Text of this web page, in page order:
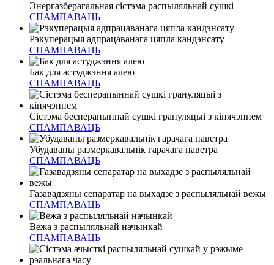
Энергазберагальная сістэма распыляльнай сушкі
СПАМПАВАЦЬ
Рэкуперацыя адпрацаванага цяпла кандэнсату
СПАМПАВАЦЬ
Бак для астуджэння алею
СПАМПАВАЦЬ
Сістэма бесперапыннай сушкі грануляцыі з кіпячэннем
СПАМПАВАЦЬ
Убудаваны размеркавальнік гарачага паветра
СПАМПАВАЦЬ
Газавадзяны сепаратар на выхадзе з распыляльнай вежы
СПАМПАВАЦЬ
Вежа з распыляльнай начынкай
СПАМПАВАЦЬ